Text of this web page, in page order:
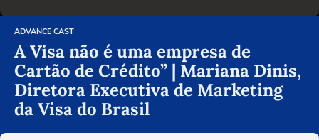
ADVANCE CAST
A Visa não é uma empresa de
Cartão de Crédito” | Mariana Dinis,
Diretora Executiva de Marketing
da Visa do Brasil